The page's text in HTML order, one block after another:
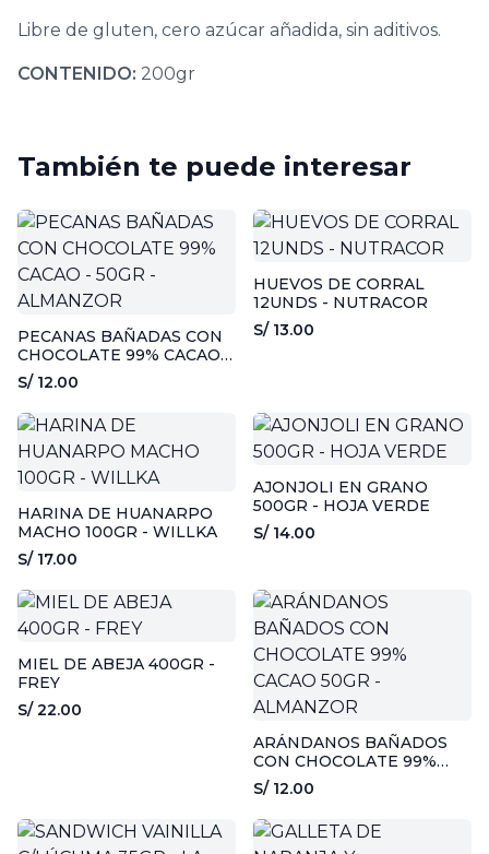
Libre de gluten, cero azúcar añadida, sin aditivos.
CONTENIDO: 200gr
También te puede interesar
PECANAS BAÑADAS CON
CHOCOLATE 99% CACAO -
50GR - ALMANZOR
S/ 12.00
HUEVOS DE CORRAL
12UNDS - NUTRACOR
S/ 13.00
HARINA DE HUANARPO
MACHO 100GR - WILLKA
S/ 17.00
AJONJOLI EN GRANO
500GR - HOJA VERDE
S/ 14.00
MIEL DE ABEJA 400GR -
FREY
S/ 22.00
ARÁNDANOS BAÑADOS
CON CHOCOLATE 99%
CACAO 50GR - ALMANZOR
S/ 12.00